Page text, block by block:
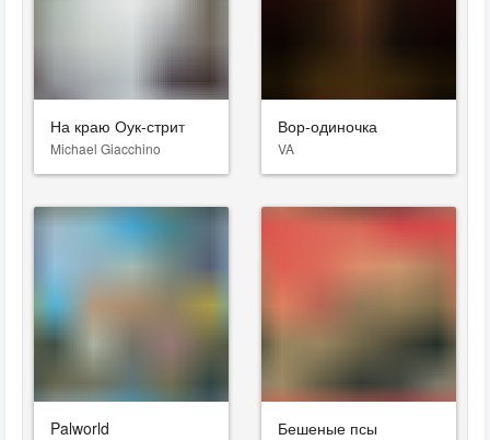
На краю Оук-стрит
Michael Giacchino
Вор-одиночка
VA
Palworld Бешеные псы